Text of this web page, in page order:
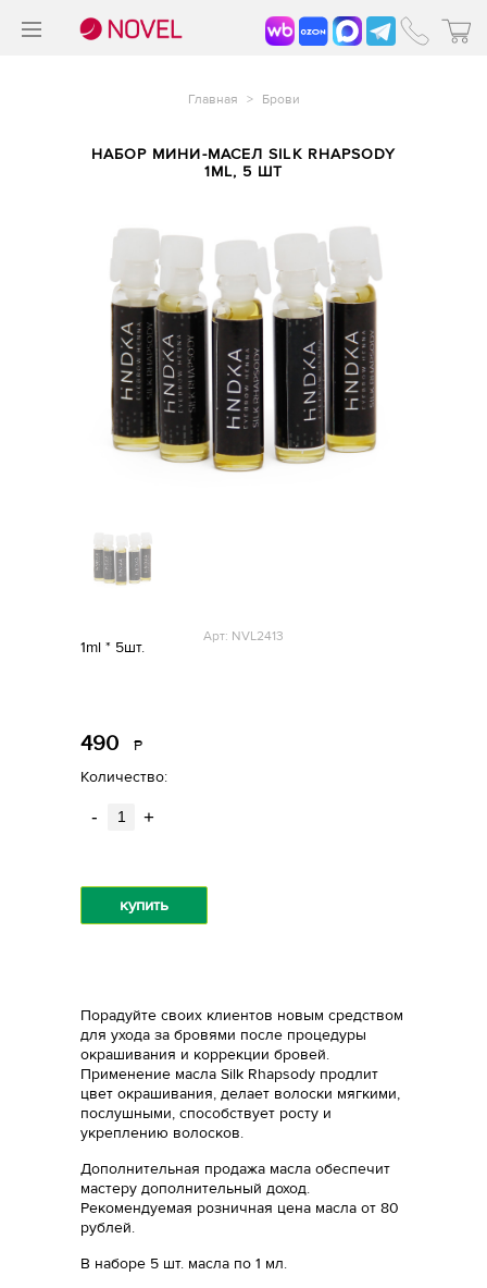
Главная > Брови
НАБОР МИНИ-МАСЕЛ SILK RHAPSODY
1ML, 5 ШТ
Арт: NVL2413
1ml * 5шт.
490 Р
Количество:
- +
купить
Порадуйте своих клиентов новым средством
для ухода за бровями после процедуры
окрашивания и коррекции бровей.
Применение масла Silk Rhapsody продлит
цвет окрашивания, делает волоски мягкими,
послушными, способствует росту и
укреплению волосков.
Дополнительная продажа масла обеспечит
мастеру дополнительный доход.
Рекомендуемая розничная цена масла от 80
рублей.
В наборе 5 шт. масла по 1 мл.